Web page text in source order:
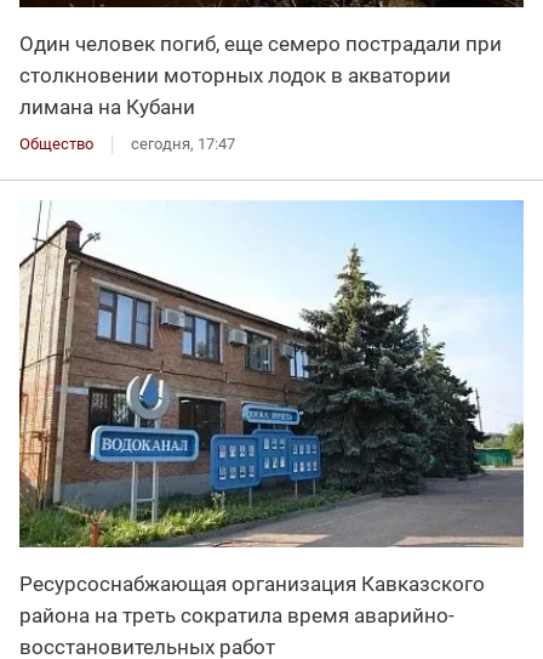
Один человек погиб, еще семеро пострадали при
столкновении моторных лодок в акватории
лимана на Кубани
Общество сегодня, 17:47
Ресурсоснабжающая организация Кавказского
района на треть сократила время аварийно-
восстановительных работ